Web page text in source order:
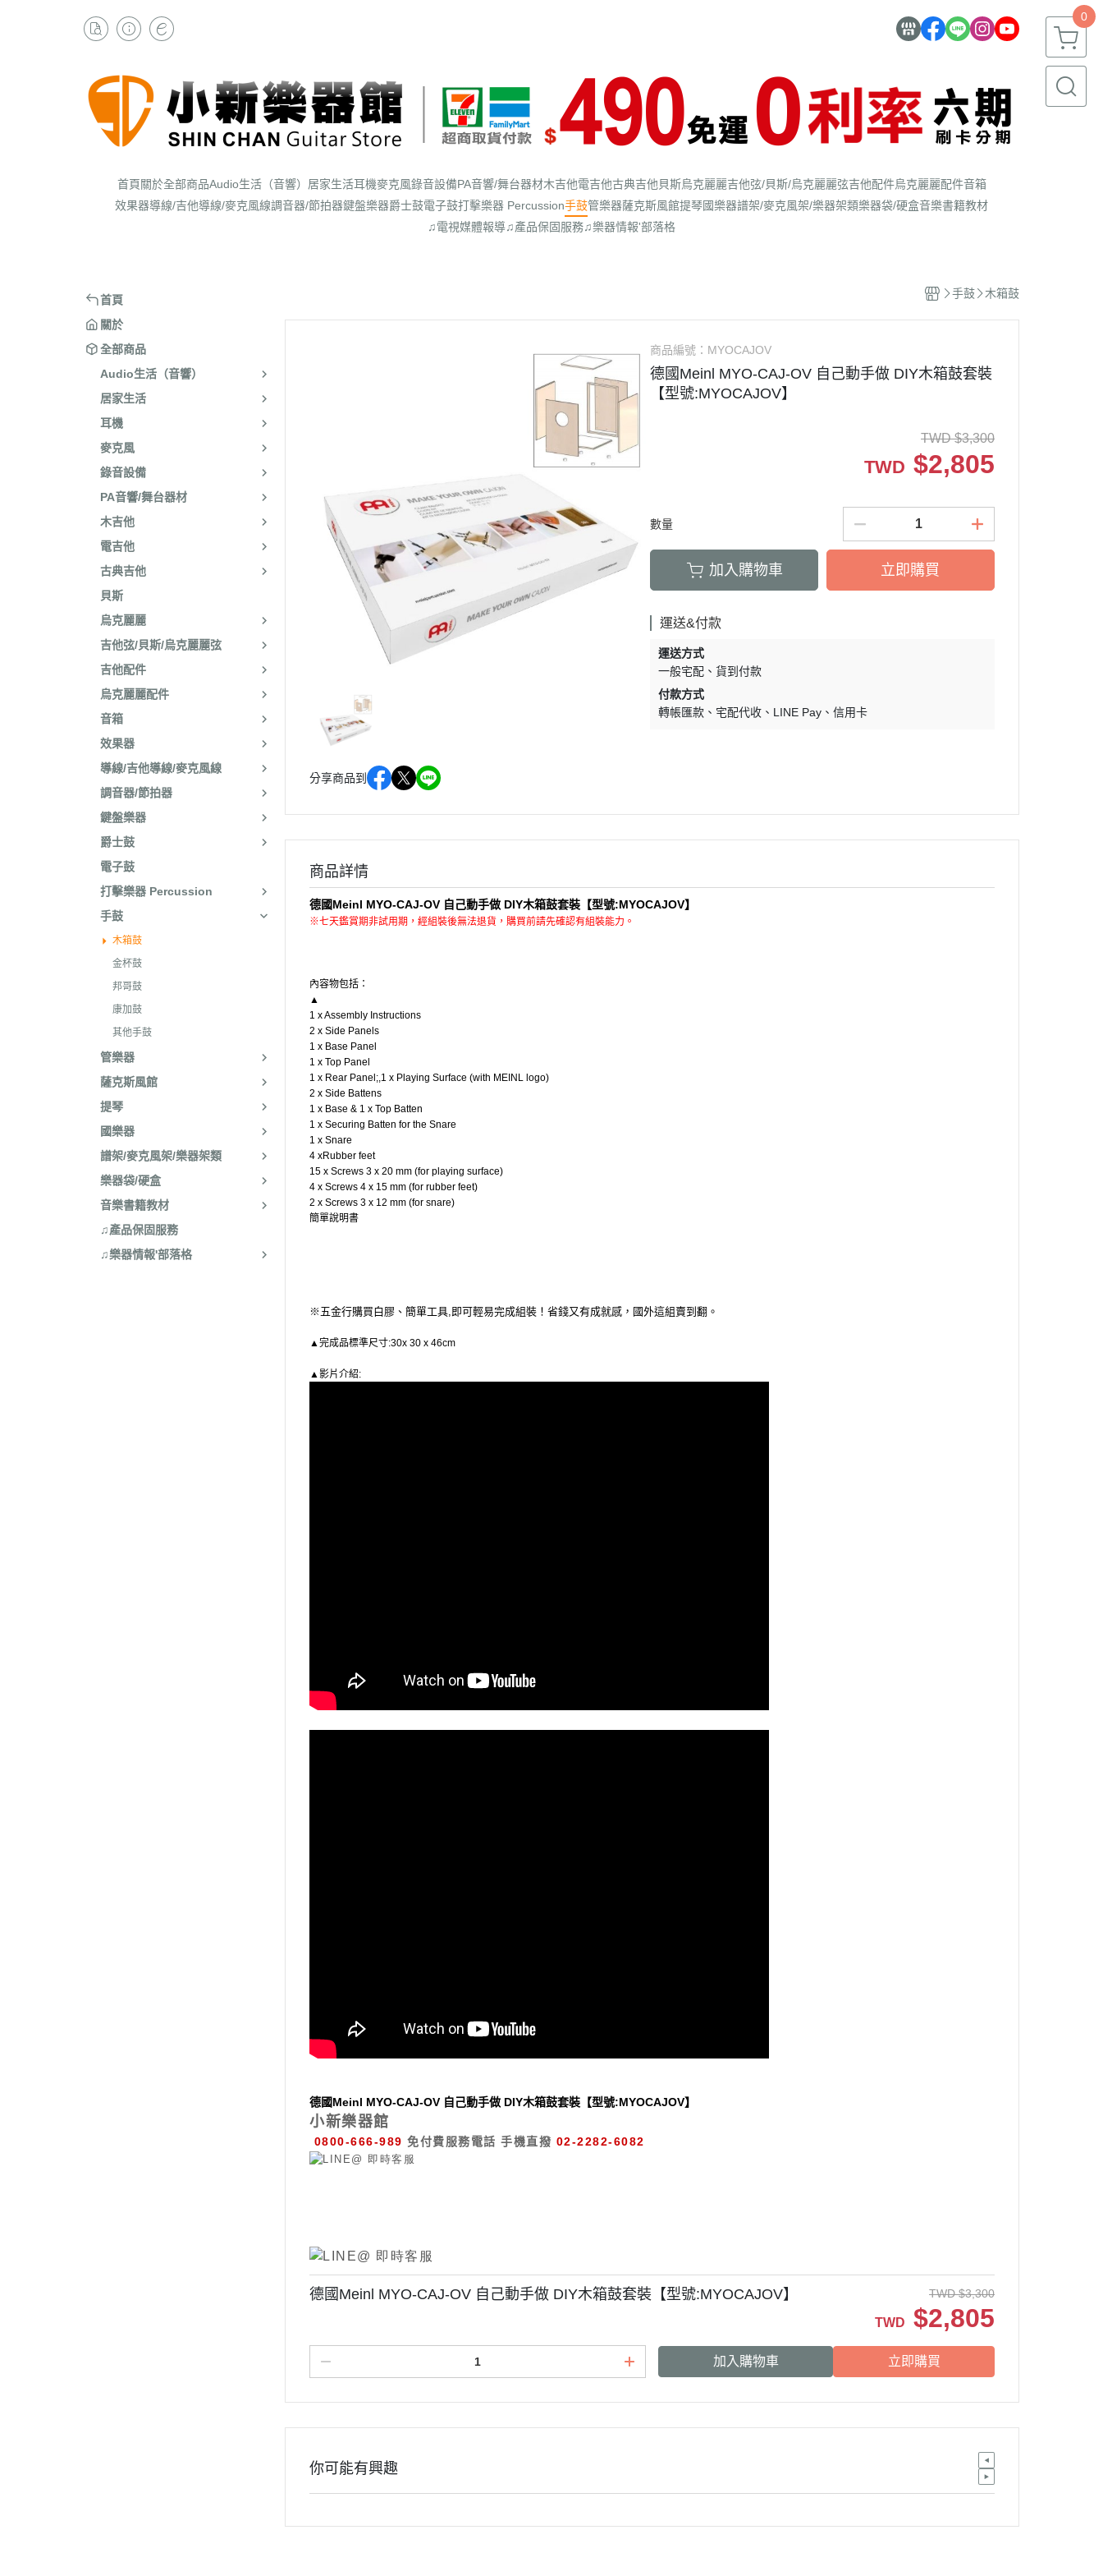
0
首頁關於全部商品Audio生活（音響） 居家生活耳機麥克風錄音設備PA音響/舞台器材木吉他電吉他古典吉他貝斯烏克麗麗吉他弦/貝斯/烏克麗麗弦吉他配件烏克麗麗配件音箱
效果器導線/吉他導線/麥克風線調音器/節拍器鍵盤樂器爵士鼓電子鼓打擊樂器 Percussion手鼓管樂器薩克斯風館提琴國樂器譜架/麥克風架/樂器架類樂器袋/硬盒音樂書籍教材
♫電視媒體報導♫產品保固服務♫樂器情報'部落格
首頁
關於
全部商品
Audio生活（音響）
居家生活
耳機
麥克風
錄音設備
PA音響/舞台器材
木吉他
電吉他
古典吉他
貝斯
烏克麗麗
吉他弦/貝斯/烏克麗麗弦
吉他配件
烏克麗麗配件
音箱
效果器
導線/吉他導線/麥克風線
調音器/節拍器
鍵盤樂器
爵士鼓
電子鼓
打擊樂器 Percussion
手鼓
木箱鼓
金杯鼓
邦哥鼓
康加鼓
其他手鼓
管樂器
薩克斯風館
提琴
國樂器
譜架/麥克風架/樂器架類
樂器袋/硬盒
音樂書籍教材
♫產品保固服務
♫樂器情報'部落格
手鼓 木箱鼓
分享商品到
商品編號： MYOCAJOV
德國Meinl MYO-CAJ-OV 自己動手做 DIY木箱鼓套裝
【型號:MYOCAJOV】
TWD $3,300
TWD $2,805
數量
加入購物車 立即購買
運送&付款
運送方式
一般宅配
貨到付款
付款方式
轉帳匯款
宅配代收 LINE Pay 信用卡
商品詳情
德國Meinl MYO-CAJ-OV 自己動手做 DIY木箱鼓套裝【型號:MYOCAJOV】
※七天鑑賞期非試用期，經組裝後無法退貨，購買前請先確認有組裝能力。
內容物包括：
▲
1 x Assembly Instructions
2 x Side Panels
1 x Base Panel
1 x Top Panel
1 x Rear Panel;,1 x Playing Surface (with MEINL logo)
2 x Side Battens
1 x Base & 1 x Top Batten
1 x Securing Batten for the Snare
1 x Snare
4 xRubber feet
15 x Screws 3 x 20 mm (for playing surface)
4 x Screws 4 x 15 mm (for rubber feet)
2 x Screws 3 x 12 mm (for snare)
簡單說明書
※五金行購買白膠、簡單工具,即可輕易完成組裝！省錢又有成就感，國外這組賣到翻。
▲完成品標準尺寸:30x 30 x 46cm
▲影片介紹:
德國Meinl MYO-CAJ-OV 自己動手做 DIY木箱鼓套裝【型號:MYOCAJOV】
小新樂器館
0800-666-989 免付費服務電話 手機直撥 02-2282-6082
德國Meinl MYO-CAJ-OV 自己動手做 DIY木箱鼓套裝【型號:MYOCAJOV】 TWD $3,300
TWD $2,805
加入購物車 立即購買
你可能有興趣